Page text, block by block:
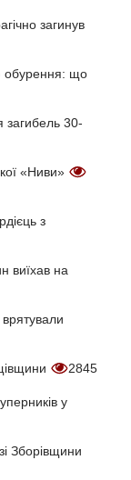
загинув
обурення: що
загибель 30-
«Ниви»
з
виїхав на
2845
у
Зборівщини